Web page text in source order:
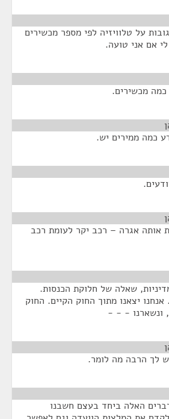
על טלוויזיה לפי מספר מכשירים
אם אני טועה.
מכשירים.
כמה ממירים יש.
אותה אגרה – רכב יקר לעומת רכב
שאלה של חלוקת הכנסות.
יצאנו מתוך החוק הקיים. החוק
ונשארנו - - -
לך הרבה מה לומר.
האלה ביחד בעצם חשבנו